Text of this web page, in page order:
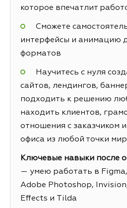
которое впечатлит
Сможете
интерфейсы и анимацию
форматов
Научитесь с нуля
сайтов, лендингов,
подходить к решению
находить клиентов,
отношения с заказчиком
офиса из любой точки
Ключевые навыки после
— умею работать в
Adobe Photoshop,
Effects и Tilda